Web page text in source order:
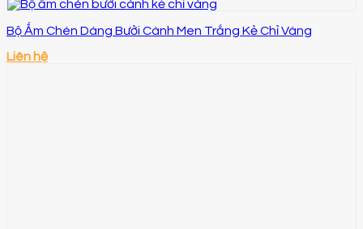
Bộ Ấm Chén Dáng Bưởi Cành Men Trắng Kẻ Chỉ Vàng
Liên hệ